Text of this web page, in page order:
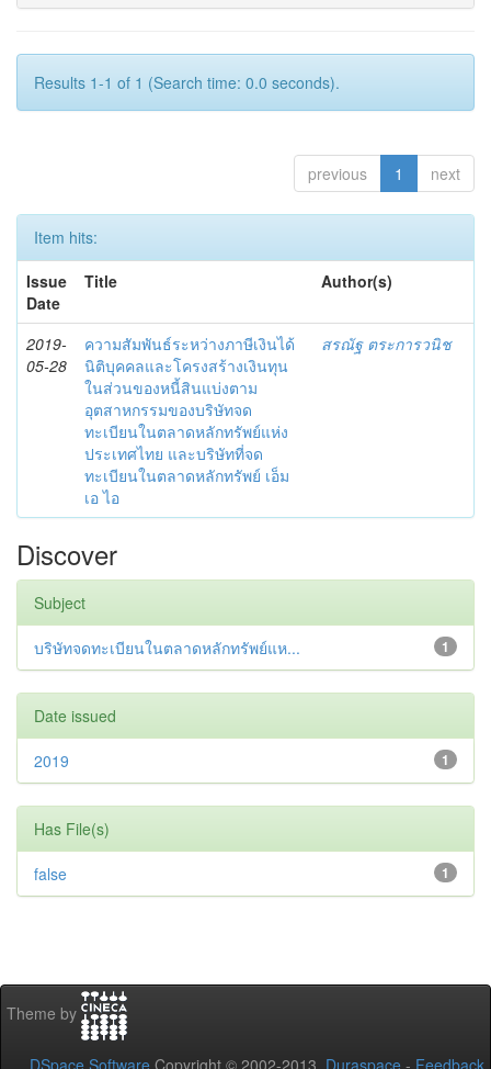
Results 1-1 of 1 (Search time: 0.0 seconds).
previous 1 next
Item hits:
Issue
Date
Title Author(s)
2019-
05-28
ความสัมพันธ์ระหว่างภาษีเงินได้
นิติบุคคลและโครงสร้างเงินทุน
ในส่วนของหนี้สินแบ่งตาม
อุตสาหกรรมของบริษัทจด
ทะเบียนในตลาดหลักทรัพย์แห่ง
ประเทศไทย และบริษัทที่จด
ทะเบียนในตลาดหลักทรัพย์ เอ็ม
เอ ไอ
สรณัฐ ตระการวนิช
Discover
Subject
1
บริษัทจดทะเบียนในตลาดหลักทรัพย์แห...
Date issued
1
2019
Has File(s)
1
false
Theme by
DSpace Software Copyright © 2002-2013 Duraspace - Feedback